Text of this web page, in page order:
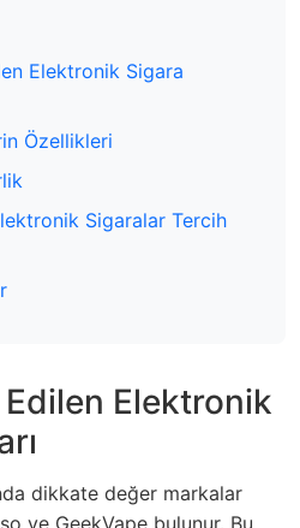
Elektronik Sigara
Özellikleri
Sigaralar Tercih
Elektronik
dikkate değer markalar
ve GeekVape bulunur. Bu